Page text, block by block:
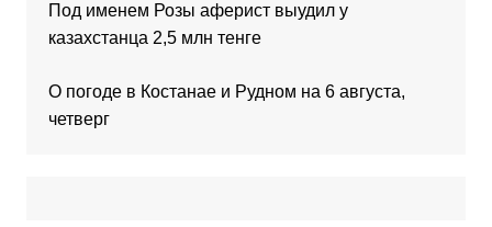
Под именем Розы аферист выудил у
казахстанца 2,5 млн тенге
О погоде в Костанае и Рудном на 6 августа,
четверг